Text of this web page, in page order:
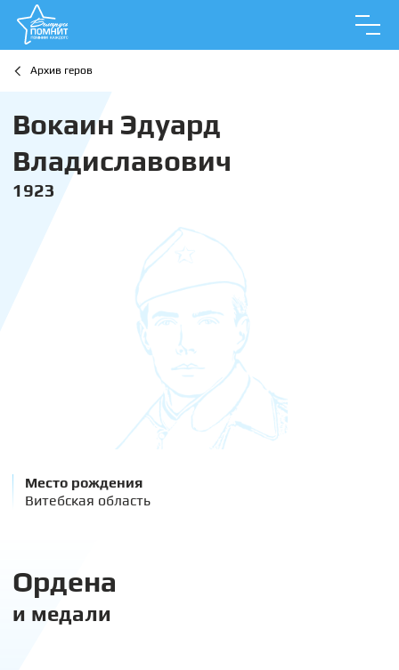
Архив геров
Вокаин Эдуард
Владиславович
1923
Место рождения
Витебская область
Ордена
и медали